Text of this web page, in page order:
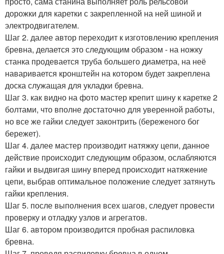
дорожки для каретки с закрепленной на ней шиной и
электродвигателем.
Шаг 2. далее автор переходит к изготовлению крепления
бревна, делается это следующим образом - на ножку
станка продевается труба большего диаметра, на неё
наваривается кронштейн на котором будет закреплена
доска служащая для укладки бревна.
Шаг 3. как видно на фото мастер крепит шину к каретке 2
болтами, что вполне достаточно для уверенной работы,
но все же гайки следует законтрить (береженого бог
бережет).
Шаг 4. далее мастер производит натяжку цепи, данное
действие происходит следующим образом, ослабляются
гайки и выдвигая шину вперед происходит натяжение
цепи, выбрав оптимальное положение следует затянуть
гайки крепления.
Шаг 5. после выполнения всех шагов, следует провести
проверку и отладку узлов и агрегатов.
Шаг 6. автором производится пробная распиловка
бревна.